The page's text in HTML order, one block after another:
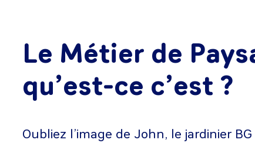
Le Métier de
qu’est-ce c’est ?
Oubliez l’image de John, le jardinier